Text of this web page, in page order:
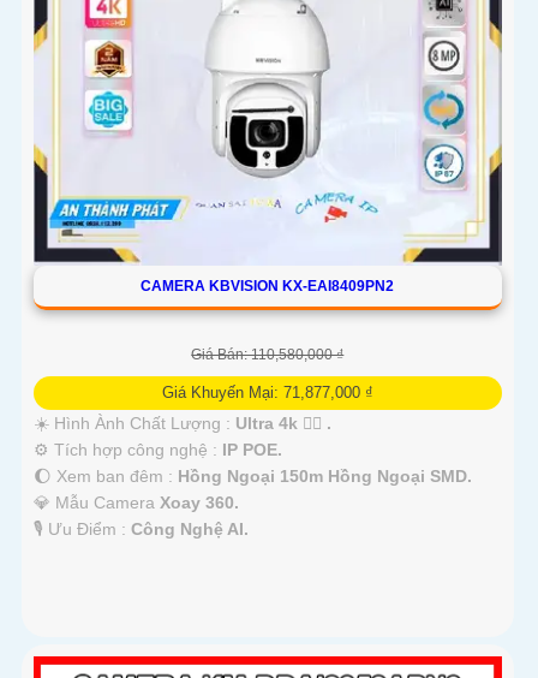
CAMERA KBVISION KX-EAI8409PN2
Giá Bán: 110,580,000 ₫
Giá Khuyến Mại: 71,877,000 ₫
☀️ Hình Ành Chất Lượng : Ultra 4k 👍🏾 .
⚙ Tích hợp công nghệ : IP POE.
🌔 Xem ban đêm : Hồng Ngoại 150m Hồng Ngoại SMD.
💎 Mẫu Camera Xoay 360.
️🎙 Ưu Điểm : Công Nghệ AI.